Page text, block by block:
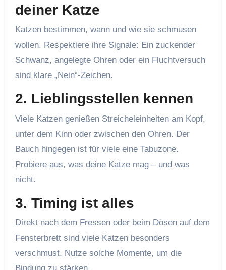
deiner Katze
Katzen bestimmen, wann und wie sie schmusen
wollen. Respektiere ihre Signale: Ein zuckender
Schwanz, angelegte Ohren oder ein Fluchtversuch
sind klare „Nein“-Zeichen.
2. Lieblingsstellen kennen
Viele Katzen genießen Streicheleinheiten am Kopf,
unter dem Kinn oder zwischen den Ohren. Der
Bauch hingegen ist für viele eine Tabuzone.
Probiere aus, was deine Katze mag – und was
nicht.
3. Timing ist alles
Direkt nach dem Fressen oder beim Dösen auf dem
Fensterbrett sind viele Katzen besonders
verschmust. Nutze solche Momente, um die